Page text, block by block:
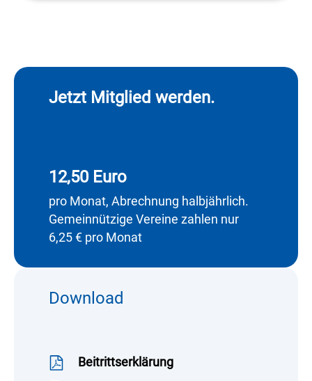
Jetzt Mitglied werden.
12,50 Euro
pro Monat, Abrechnung halbjährlich.
Gemeinnützige Vereine zahlen nur
6,25 € pro Monat
Download
Beitrittserklärung